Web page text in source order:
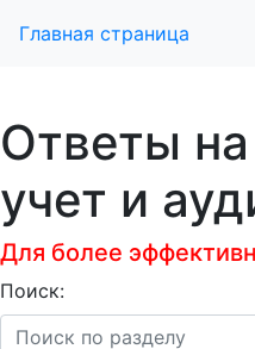
Главная страница
Ответы
учет и
Для более
Поиск: